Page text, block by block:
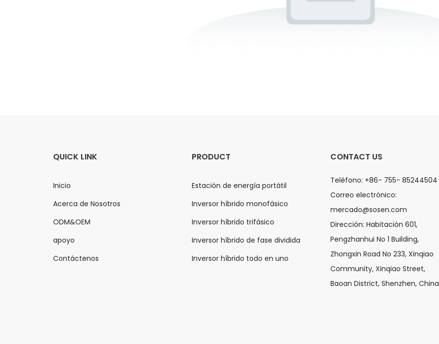
QUICK LINK
Inicio
Acerca de Nosotros
ODM&OEM
apoyo
Contáctenos
PRODUCT
Estación de energía portátil
Inversor híbrido monofásico
Inversor híbrido trifásico
Inversor híbrido de fase dividida
Inversor híbrido todo en uno
CONTACT US
Teléfono: +86- 755- 85244504
Correo electrónico:
mercado@sosen.com
Dirección: Habitación 601,
Pengzhanhui No 1 Building,
Zhongxin Road No 233, Xinqiao
Community, Xinqiao Street,
Baoan District, Shenzhen, China